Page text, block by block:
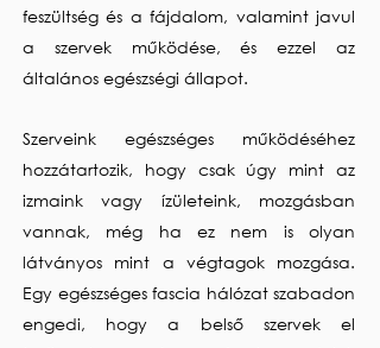
feszültség és a fájdalom, valamint javul
a szervek működése, és ezzel az
általános egészségi állapot.
Szerveink egészséges működéséhez
hozzátartozik, hogy csak úgy mint az
izmaink vagy ízületeink, mozgásban
vannak, még ha ez nem is olyan
látványos mint a végtagok mozgása.
Egy egészséges fascia hálózat szabadon
engedi, hogy a belső szervek el